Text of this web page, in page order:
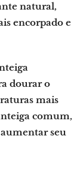
natural,
encorpado e
dourar o
mais
comum,
seu